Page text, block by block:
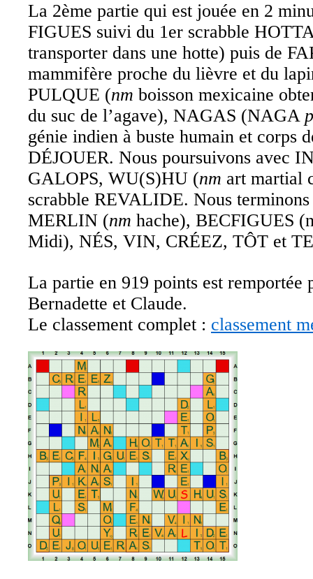
La 2ème partie qui est jouée en 2
FIGUES suivi du 1er scrabble
transporter dans une hotte) puis de
mammifère proche du lièvre et du
PULQUE (nm boisson mexicaine
du suc de l’agave), NAGAS (NAGA
génie indien à buste humain et corps
DÉJOUER. Nous poursuivons avec
GALOPS, WU(S)HU (nm art martial
scrabble REVALIDE. Nous
MERLIN (nm hache), BECFIGUES
Midi), NÉS, VIN, CRÉEZ, TÔT et
La partie en 919 points est remportée
Bernadette et Claude.
Le classement complet : classement